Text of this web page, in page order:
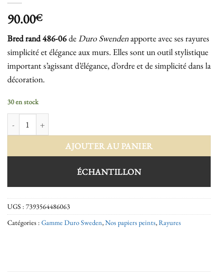
90.00€
Bred rand 486-06deDuro Swendenapporte avec ses rayures
simplicité et élégance aux murs. Elles sont un outil stylistique
important s’agissant d’élégance, d’ordre et de simplicité dans la
décoration.
30 en stock
AJOUTER AU PANIER
ÉCHANTILLON
UGS : 7393564486063
Catégories : Gamme Duro Sweden,Nos papiers peints,Rayures